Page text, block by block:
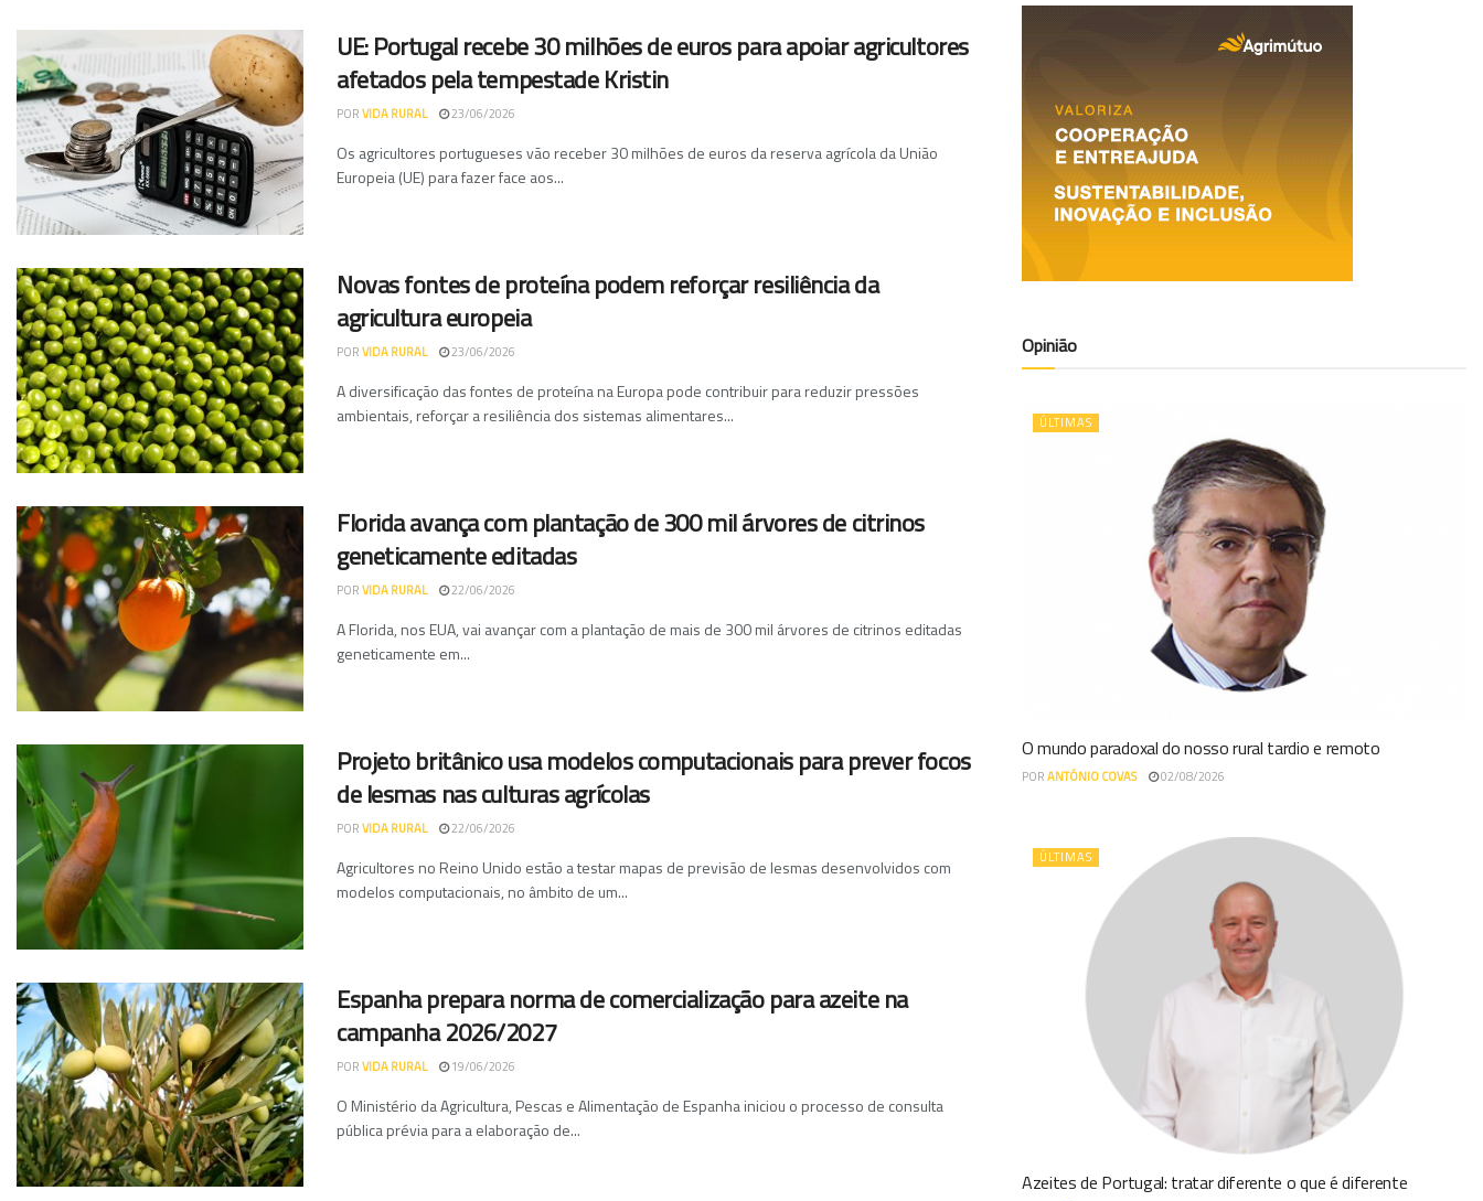
UE: Portugal recebe 30 milhões de euros para apoiar agricultores
afetados pela tempestade Kristin
PORVIDA RURAL 23/06/2026
Os agricultores portugueses vão receber 30 milhões de euros da reserva agrícola da União
Europeia (UE) para fazer face aos...
Novas fontes de proteína podem reforçar resiliência da
agricultura europeia
PORVIDA RURAL 23/06/2026
A diversificação das fontes de proteína na Europa pode contribuir para reduzir pressões
ambientais, reforçar a resiliência dos sistemas alimentares...
Florida avança com plantação de 300 mil árvores de citrinos
geneticamente editadas
PORVIDA RURAL 22/06/2026
A Florida, nos EUA, vai avançar com a plantação de mais de 300 mil árvores de citrinos editadas
geneticamente em...
Projeto britânico usa modelos computacionais para prever focos
de lesmas nas culturas agrícolas
PORVIDA RURAL 22/06/2026
Agricultores no Reino Unido estão a testar mapas de previsão de lesmas desenvolvidos com
modelos computacionais, no âmbito de um...
Espanha prepara norma de comercialização para azeite na
campanha 2026/2027
PORVIDA RURAL 19/06/2026
O Ministério da Agricultura, Pescas e Alimentação de Espanha iniciou o processo de consulta
pública prévia para a elaboração de...
Opinião
ÚLTIMAS
O mundo paradoxal do nosso rural tardio e remoto
PORANTÓNIO COVAS 02/08/2026
ÚLTIMAS
Azeites de Portugal: tratar diferente o que é diferente